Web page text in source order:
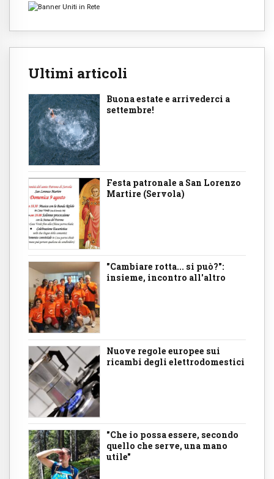
Ultimi articoli
Buona estate e arrivederci a
settembre!
Festa patronale a San Lorenzo
Martire (Servola)
"Cambiare rotta... si può?":
insieme, incontro all'altro
Nuove regole europee sui
ricambi degli elettrodomestici
"Che io possa essere, secondo
quello che serve, una mano
utile"